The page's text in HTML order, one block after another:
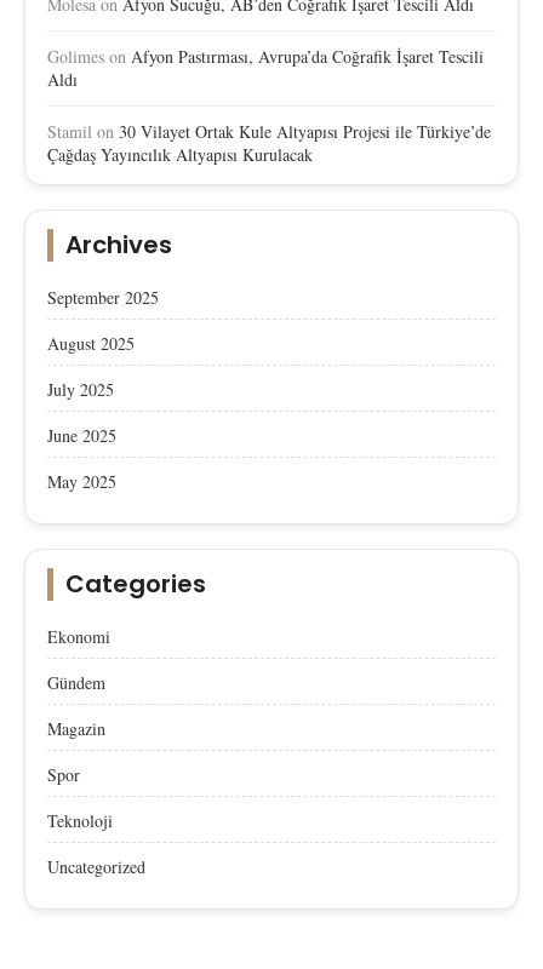
Golimes on Afyon Pastırması, Avrupa’da Coğrafik İşaret Tescili
Aldı
Stamil on 30 Vilayet Ortak Kule Altyapısı Projesi ile Türkiye’de
Çağdaş Yayıncılık Altyapısı Kurulacak
Archives
September 2025
August 2025
July 2025
June 2025
May 2025
Categories
Ekonomi
Gündem
Magazin
Spor
Teknoloji
Uncategorized